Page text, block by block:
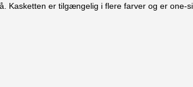
Kasketten er tilgængelig i flere farver og er one-